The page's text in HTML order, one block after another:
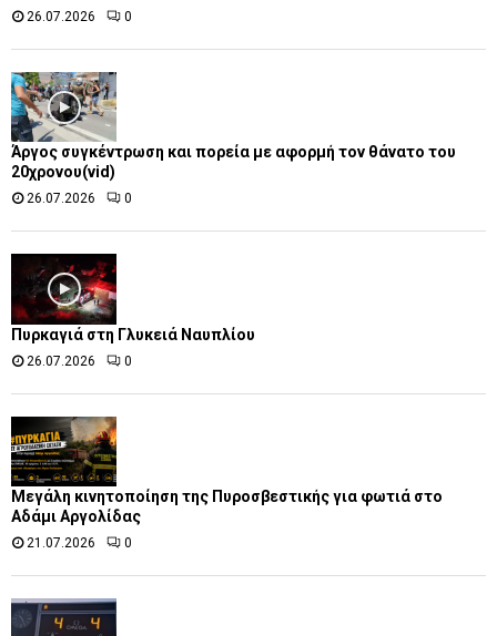
26.07.2026 0
Άργος συγκέντρωση και πορεία με αφορμή τον θάνατο του
20χρονου(vid)
26.07.2026 0
Πυρκαγιά στη Γλυκειά Ναυπλίου
26.07.2026 0
Μεγάλη κινητοποίηση της Πυροσβεστικής για φωτιά στο
Αδάμι Αργολίδας
21.07.2026 0